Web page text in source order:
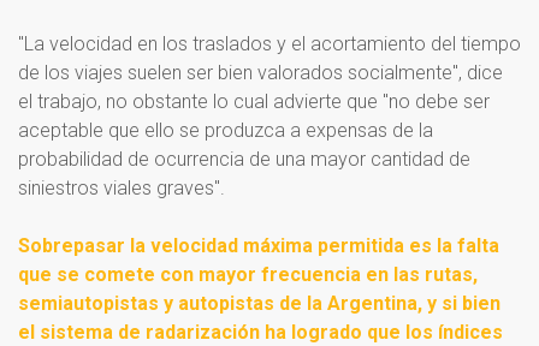
"La velocidad en los traslados y el acortamiento del tiempo
de los viajes suelen ser bien valorados socialmente", dice
el trabajo, no obstante lo cual advierte que "no debe ser
aceptable que ello se produzca a expensas de la
probabilidad de ocurrencia de una mayor cantidad de
siniestros viales graves".
Sobrepasar la velocidad máxima permitida es la falta
que se comete con mayor frecuencia en las rutas,
semiautopistas y autopistas de la Argentina, y si bien
el sistema de radarización ha logrado que los índices